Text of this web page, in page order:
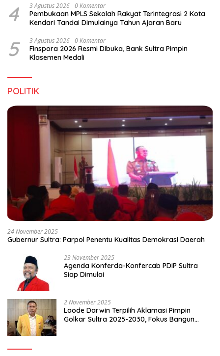
4 3 Agustus 2026 0 Komentar
Pembukaan MPLS Sekolah Rakyat Terintegrasi 2 Kota
Kendari Tandai Dimulainya Tahun Ajaran Baru
5 3 Agustus 2026 0 Komentar
Finspora 2026 Resmi Dibuka, Bank Sultra Pimpin
Klasemen Medali
POLITIK
24 November 2025
Gubernur Sultra: Parpol Penentu Kualitas Demokrasi Daerah
23 November 2025
Agenda Konferda-Konfercab PDIP Sultra
Siap Dimulai
2 November 2025
Laode Darwin Terpilih Aklamasi Pimpin
Golkar Sultra 2025-2030, Fokus Bangun